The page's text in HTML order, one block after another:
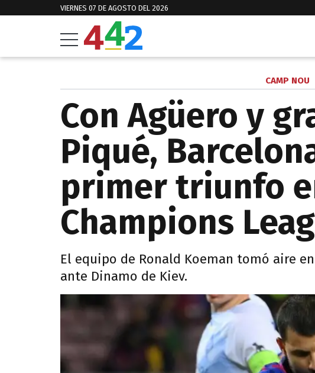
VIERNES 07 DE AGOSTO DEL 2026
CAMP NOU
Con Agüero y
Piqué,
primer triunfo
Champions
El equipo de Ronald Koeman tomó aire
ante Dinamo de Kiev.